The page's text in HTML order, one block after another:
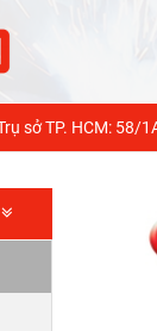
sở TP. HCM: 58/